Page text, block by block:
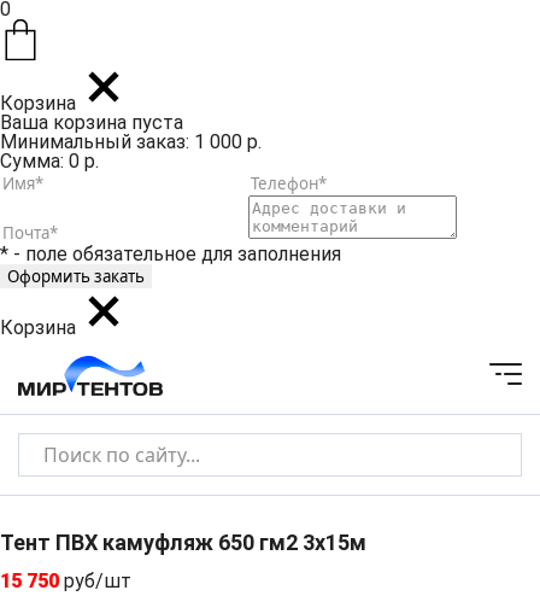
0
Корзина
Ваша корзина пуста
Минимальный заказ: 1 000 р.
Сумма: 0 р.
* - поле обязательное для заполнения
Корзина
Тент ПВХ камуфляж 650 гм2 3х15м
15 750 руб/шт